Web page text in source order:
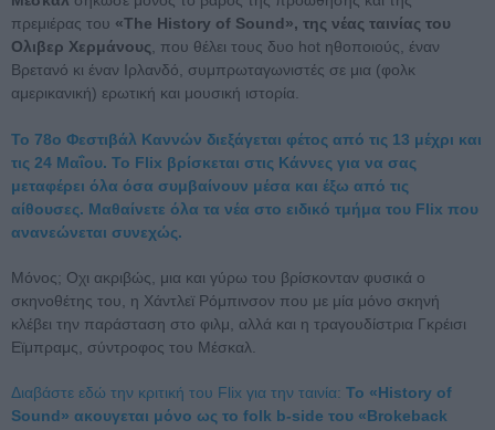
πρεμιέρας του «The History of Sound», της νέας ταινίας του
Ολιβερ Χερμάνους , που θέλει τους δυο hot ηθοποιούς, έναν
Βρετανό κι έναν Ιρλανδό, συμπρωταγωνιστές σε μια (φολκ
αμερικανική) ερωτική και μουσική ιστορία.
Το 78ο Φεστιβάλ Καννών διεξάγεται φέτος από τις 13 μέχρι και
τις 24 Μαΐου. Το Flix βρίσκεται στις Κάννες για να σας
μεταφέρει όλα όσα συμβαίνουν μέσα και έξω από τις
αίθουσες. Μαθαίνετε όλα τα νέα στο ειδικό τμήμα του Flix που
ανανεώνεται συνεχώς.
Μόνος; Οχι ακριβώς, μια και γύρω του βρίσκονταν φυσικά ο
σκηνοθέτης του, η Χάντλεϊ Ρόμπινσον που με μία μόνο σκηνή
κλέβει την παράσταση στο φιλμ, αλλά και η τραγουδίστρια Γκρέισι
Εϊμπραμς, σύντροφος του Μέσκαλ.
Διαβάστε εδώ την κριτική του Flix για την ταινία: Το «Ηistory of
Sound» ακουγεται μόνο ως το folk b-side του «Brokeback